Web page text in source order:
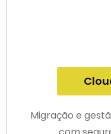
Migração e